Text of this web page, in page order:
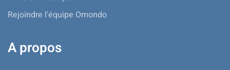
Rejoindre l'équipe Omondo
A propos